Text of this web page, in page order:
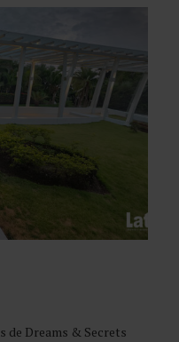
de Dreams & Secrets